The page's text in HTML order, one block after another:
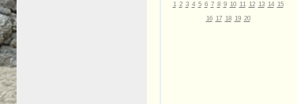
1 2 3 4 5 6 7 8 9 10 11 12 13 14 15
16 17 18 19 20